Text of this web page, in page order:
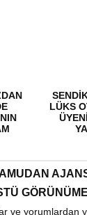
LÜKS
ve yorumlardan